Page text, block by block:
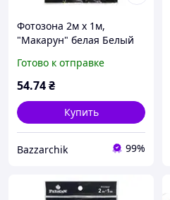
Фотозона 2м х 1м,
"Макарун" белая Белый
Готово к отправке
54.74₴
Купить
Bazzarchik 99%